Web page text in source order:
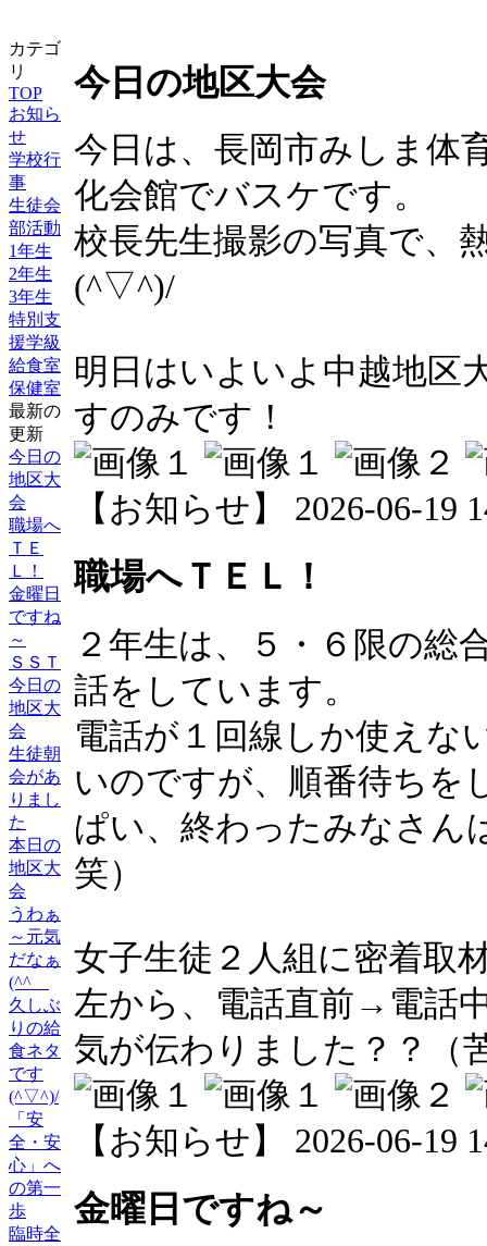
カテゴ
リ
TOP
お知ら
せ
学校行
事
生徒会
部活動
1年生
2年生
3年生
特別支
援学級
給食室
保健室
最新の
更新
今日の
地区大
会
職場へ
ＴＥ
Ｌ！
金曜日
ですね
～
ＳＳＴ
今日の
地区大
会
生徒朝
会があ
りまし
た
本日の
地区大
会
うわぁ
～元気
だなぁ
(^^ゞ
久しぶ
りの給
食ネタ
です
(^▽^)/
「安
全・安
心」へ
の第一
歩
臨時全
今日の地区大会
今日は、長岡市みしま体
化会館でバスケです。
校長先生撮影の写真で、
(^▽^)/
明日はいよいよ中越地区
すのみです！
【お知らせ】 2026-06-19
職場へＴＥＬ！
２年生は、５・６限の総
話をしています。
電話が１回線しか使えな
いのですが、順番待ちを
ぱい、終わったみなさん
笑）
女子生徒２人組に密着取
左から、電話直前→電
気が伝わりました？？（
【お知らせ】 2026-06-19
金曜日ですね～